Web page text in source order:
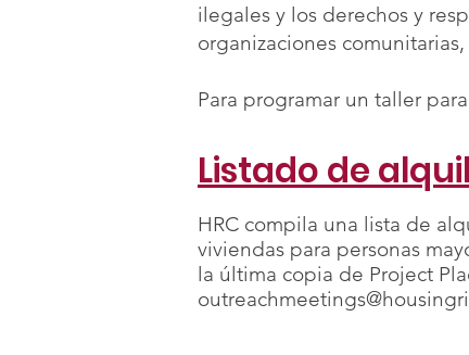
ilegales y los derechos y
organizaciones
Para programar un taller
Listado de
HRC compila una lista de
viviendas para personas
la última copia de Project